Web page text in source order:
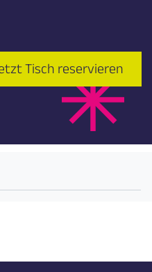
Tisch reservieren